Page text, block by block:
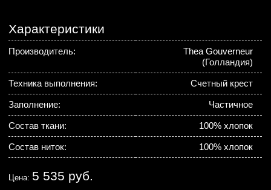
Характеристики
Производитель:
Thea Gouverneur
(Голландия)
Техника выполнения: Счетный крест
Заполнение: Частичное
Состав ткани: 100% хлопок
Состав ниток: 100% хлопок
Цена: 5 535 руб.